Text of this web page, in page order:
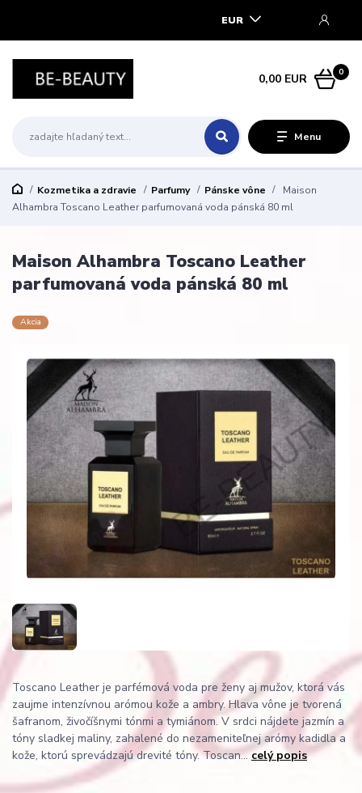
Menu
EUR
0
0,00 EUR
Kozmetika a zdravie Parfumy Pánske vône
Maison
Alhambra Toscano Leather parfumovaná voda pánská 80 ml
Maison Alhambra Toscano Leather
parfumovaná voda pánská 80 ml
Akcia
Toscano Leather je parfémová voda pre ženy aj mužov, ktorá vás
zaujme intenzívnou arómou kože a ambry. Hlava vône je tvorená
šafranom, živočíšnymi tónmi a tymiánom. V srdci nájdete jazmín a
tóny sladkej maliny, zahalené do nezameniteľnej arómy kadidla a
kože, ktorú sprevádzajú drevité tóny. Toscan...celý popis